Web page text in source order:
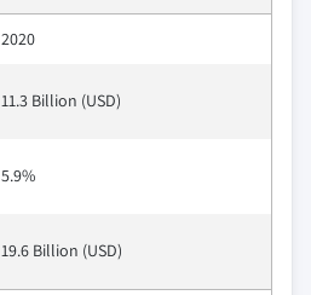
2020
11.3 Billion (USD)
5.9%
19.6 Billion (USD)